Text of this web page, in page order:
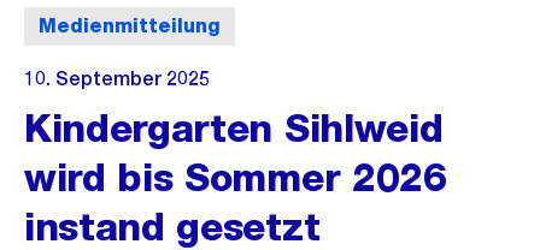
Medienmitteilung
10. September 2025
Kindergarten Sihlweid
wird bis Sommer 2026
instand gesetzt